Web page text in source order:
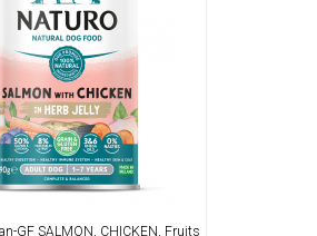
GF SALMON, CHICKEN, Fruits